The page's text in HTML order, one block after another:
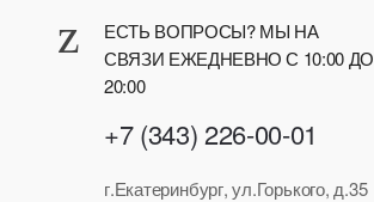
ЕСТЬ ВОПРОСЫ? МЫ НА
СВЯЗИ ЕЖЕДНЕВНО С 10:00 ДО
20:00
+7 (343) 226-00-01
г.Екатеринбург, ул.Горького, д.35